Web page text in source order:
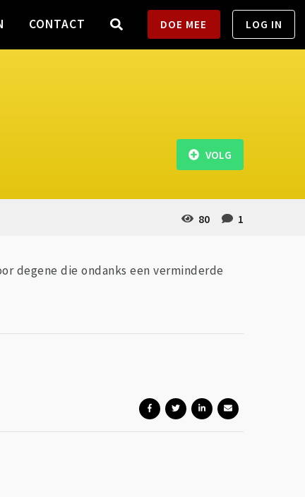
CONTACT DOE MEE LOG IN
80 1
VOLG
degene die ondanks een verminderde